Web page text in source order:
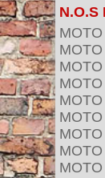
N.O.S